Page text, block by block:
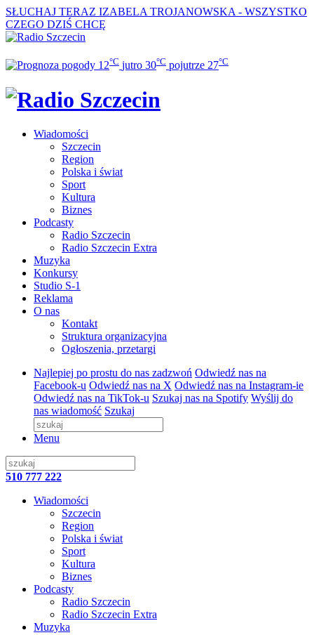
SŁUCHAJ TERAZ IZABELA TROJANOWSKA - WSZYSTKO
CZEGO DZIŚ CHCĘ
12°C jutro 30°C pojutrze 27°C
Wiadomości
Szczecin
Region
Polska i świat
Sport
Kultura
Biznes
Podcasty
Radio Szczecin
Radio Szczecin Extra
Muzyka
Konkursy
Studio S-1
Reklama
O nas
Kontakt
Struktura organizacyjna
Ogłoszenia, przetargi
Najlepiej po prostu do nas zadzwoń Odwiedź nas na
Facebook-u Odwiedź nas na X Odwiedź nas na Instagram-ie
Odwiedź nas na TikTok-u Szukaj nas na Spotify Wyślij do
nas wiadomość Szukaj
Menu
510 777 222
Wiadomości
Szczecin
Region
Polska i świat
Sport
Kultura
Biznes
Podcasty
Radio Szczecin
Radio Szczecin Extra
Muzyka